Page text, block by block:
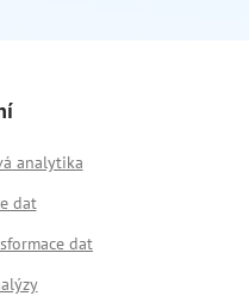
analytika
dat
dat